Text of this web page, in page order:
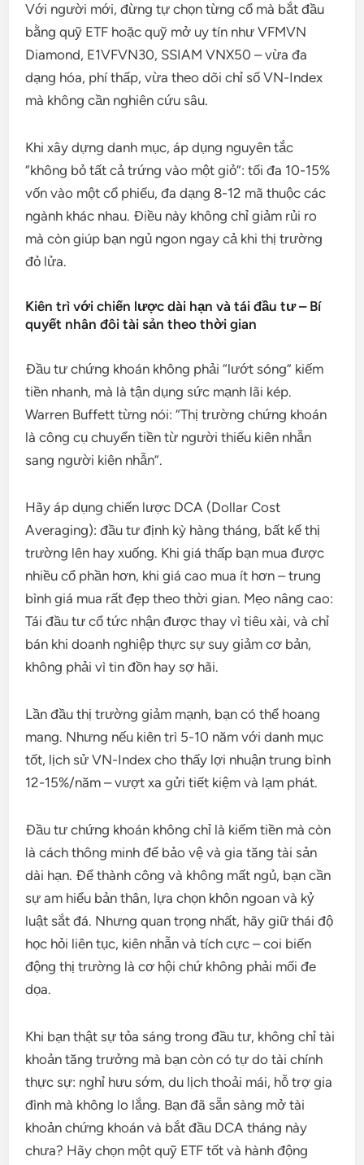
Với người mới, đừng tự chọn từng cổ mà bắt đầu
bằng quỹ ETF hoặc quỹ mở uy tín như VFMVN
Diamond, E1VFVN30, SSIAM VNX50 – vừa đa
dạng hóa, phí thấp, vừa theo dõi chỉ số VN-Index
mà không cần nghiên cứu sâu.
Khi xây dựng danh mục, áp dụng nguyên tắc
“không bỏ tất cả trứng vào một giỏ”: tối đa 10-15%
vốn vào một cổ phiếu, đa dạng 8-12 mã thuộc các
ngành khác nhau. Điều này không chỉ giảm rủi ro
mà còn giúp bạn ngủ ngon ngay cả khi thị trường
đỏ lửa.
Kiên trì với chiến lược dài hạn và tái đầu tư – Bí
quyết nhân đôi tài sản theo thời gian
Đầu tư chứng khoán không phải “lướt sóng” kiếm
tiền nhanh, mà là tận dụng sức mạnh lãi kép.
Warren Buffett từng nói: “Thị trường chứng khoán
là công cụ chuyển tiền từ người thiếu kiên nhẫn
sang người kiên nhẫn”.
Hãy áp dụng chiến lược DCA (Dollar Cost
Averaging): đầu tư định kỳ hàng tháng, bất kể thị
trường lên hay xuống. Khi giá thấp bạn mua được
nhiều cổ phần hơn, khi giá cao mua ít hơn – trung
bình giá mua rất đẹp theo thời gian. Mẹo nâng cao:
Tái đầu tư cổ tức nhận được thay vì tiêu xài, và chỉ
bán khi doanh nghiệp thực sự suy giảm cơ bản,
không phải vì tin đồn hay sợ hãi.
Lần đầu thị trường giảm mạnh, bạn có thể hoang
mang. Nhưng nếu kiên trì 5-10 năm với danh mục
tốt, lịch sử VN-Index cho thấy lợi nhuận trung bình
12-15%/năm – vượt xa gửi tiết kiệm và lạm phát.
Đầu tư chứng khoán không chỉ là kiếm tiền mà còn
là cách thông minh để bảo vệ và gia tăng tài sản
dài hạn. Để thành công và không mất ngủ, bạn cần
sự am hiểu bản thân, lựa chọn khôn ngoan và kỷ
luật sắt đá. Nhưng quan trọng nhất, hãy giữ thái độ
học hỏi liên tục, kiên nhẫn và tích cực – coi biến
động thị trường là cơ hội chứ không phải mối đe
dọa.
Khi bạn thật sự tỏa sáng trong đầu tư, không chỉ tài
khoản tăng trưởng mà bạn còn có tự do tài chính
thực sự: nghỉ hưu sớm, du lịch thoải mái, hỗ trợ gia
đình mà không lo lắng. Bạn đã sẵn sàng mở tài
khoản chứng khoán và bắt đầu DCA tháng này
chưa? Hãy chọn một quỹ ETF tốt và hành động